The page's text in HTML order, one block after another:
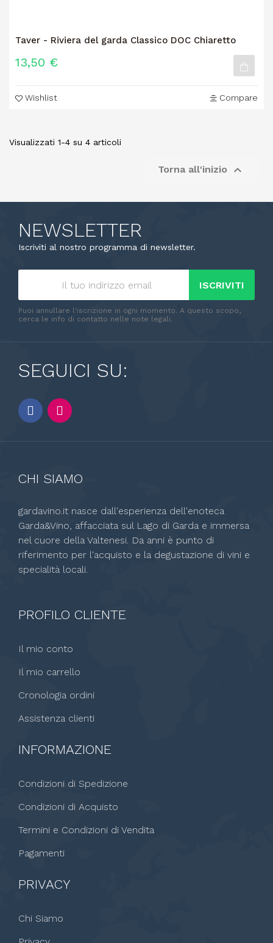
Taver - Riviera del garda Classico DOC Chiaretto
13,50 €
Wishlist Compare
Visualizzati 1-4 su 4 articoli
Torna all'inizio 
NEWSLETTER
Iscriviti al nostro programma di newsletter.
ISCRIVITI
Puoi annullare l'iscrizione in ogni momento. A questo scopo,
cerca le info di contatto nelle note legali.
SEGUICI SU:
CHI SIAMO
gardavino.it nasce dall'esperienza dell'enoteca
Garda&Vino, affacciata sul Lago di Garda e immersa
nel cuore della Valtenesi. Da anni è punto di
riferimento per l'acquisto e la degustazione di vini e
specialità locali.
PROFILO CLIENTE
Il mio conto
Il mio carrello
Cronologia ordini
Assistenza clienti
INFORMAZIONE
Condizioni di Spedizione
Condizioni di Acquisto
Termini e Condizioni di Vendita
Pagamenti
PRIVACY
Chi Siamo